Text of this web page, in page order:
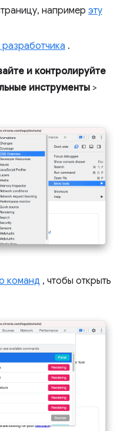
например эту
.
и контролируйте
инструменты >
команд , чтобы открыть